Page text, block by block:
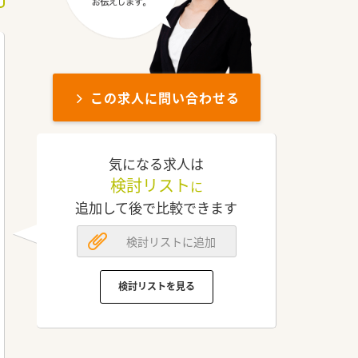
この求人に問い合わせる
気になる求人は
検討リスト に
追加して後で比較できます
検討リストに追加
検討リストを見る